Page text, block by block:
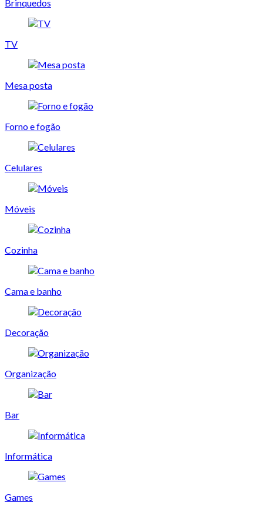
Brinquedos
TV
Mesa posta
Forno e fogão
Celulares
Móveis
Cozinha
Cama e banho
Decoração
Organização
Bar
Informática
Games